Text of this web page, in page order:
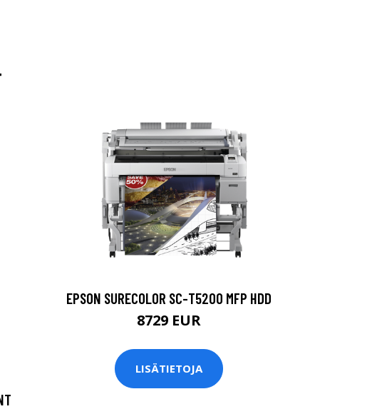
EPSON SURECOLOR SC-T5200 MFP HDD
8729 EUR
LISÄTIETOJA